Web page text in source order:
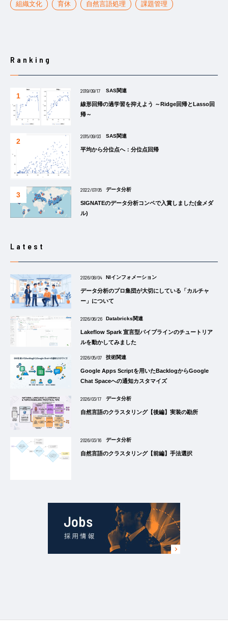
組織文化 育休 自然言語処理 課題管理
Ranking
2019/09/17 SAS関連
線形回帰の過学習を抑えよう ～Ridge回帰とLasso回
帰～
2015/09/03 SAS関連
平均から分位点へ：分位点回帰
2022/07/05 データ分析
SIGNATEのデータ分析コンペで入賞しました(金メダ
ル)
Latest
2026/08/04 NIインフォメーション
データ分析のプロ集団が大切にしている「カルチャ
ー」について
2026/06/26 Databricks関連
Lakeflow Spark 宣言型パイプラインのチュートリア
ルを動かしてみました
2026/05/07 技術関連
Google Apps Scriptを用いたBacklogからGoogle
Chat Spaceへの通知カスタマイズ
2026/03/17 データ分析
自然言語のクラスタリング【後編】実装の勘所
2026/03/16 データ分析
自然言語のクラスタリング【前編】手法選択